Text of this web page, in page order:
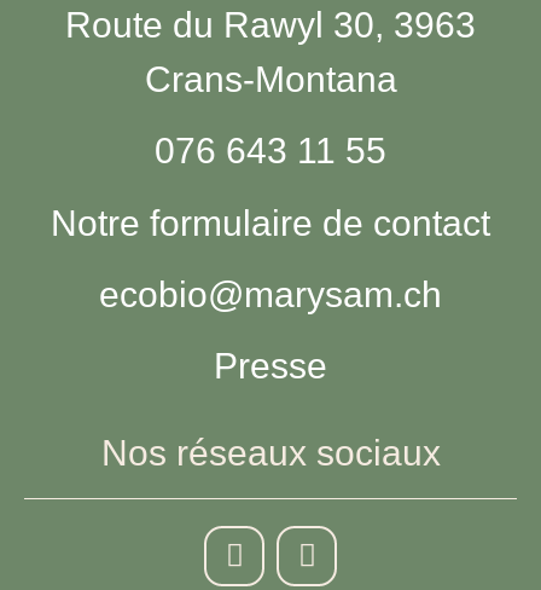
Route du Rawyl 30, 3963
Crans-Montana
076 643 11 55
Notre formulaire de contact
ecobio@marysam.ch
Presse
Nos réseaux sociaux